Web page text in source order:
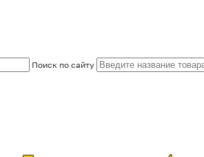
Поиск по сайту